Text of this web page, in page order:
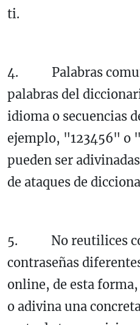
ti.
4. Palabras
palabras del
idioma o secuencias
ejemplo, "123456" o
pueden ser
de ataques de
5. No reutilices
contraseñas
online, de esta
o adivina una